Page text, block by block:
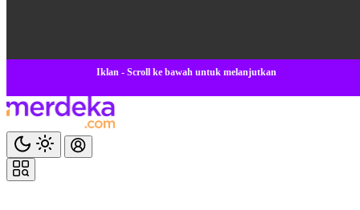
Iklan - Scroll ke bawah untuk melanjutkan